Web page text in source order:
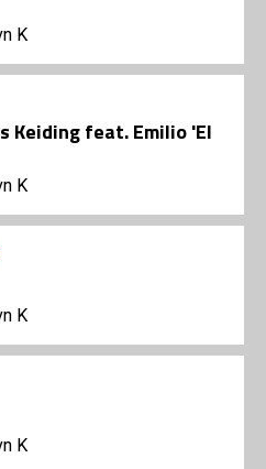
K
Keiding feat. Emilio 'El
K
K
K